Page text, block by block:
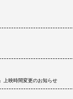
上映時間変更のお知らせ